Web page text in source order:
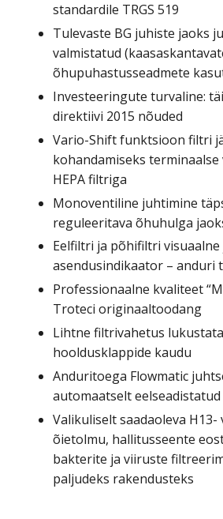
standardile TRGS 519
Tulevaste BG juhiste jaoks
valmistatud
õhupuhastusseadmete
Investeeringute turvaline:
direktiivi 2015 nõuded
Vario-Shift funktsioon filtri
kohandamiseks
HEPA filtriga
Monoventiline juhtimine
reguleeritava õhuhulga
Eelfiltri ja põhifiltri visuaalne
asendusindikaator – anduri
Professionaalne kvaliteet
Troteci originaaltoodang
Lihtne filtrivahetus
hooldusklappide kaudu
Anduritoega Flowmatic
automaatselt
Valikuliselt saadaoleva
õietolmu, hallitusseente
bakterite ja viiruste
paljudeks rakendusteks